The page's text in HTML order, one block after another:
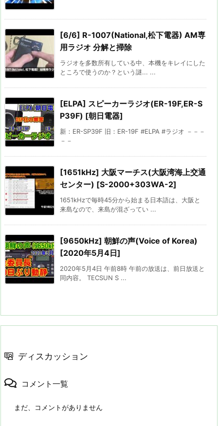
[6/6] R-1007(National,松下電器) AM専
用ラジオ 分解と掃除
ラジオを多数所有している中、本機をキレイにした
ところで使うのか？という謎... ...
[ELPA] スピーカーラジオ(ER-19F,ER-S
P39F) [朝日電器]
新：ER-SP39F 旧：ER-19F #ELPA #ラジオ －－－
－－
[1651kHz] 大阪マーチス(大阪湾海上交通
センター) [S-2000+303WA-2]
1651kHzで毎時45分から始まる日本語は、大阪と
来島なので、来島が混ざってい ...
[9650kHz] 朝鮮の声(Voice of Korea)
[2020年5月4日]
2020年5月4日 午前8時 午前の放送は、前日放送と
同内容。 TECSUN S ...
ディスカッション
コメント一覧
まだ、コメントがありません